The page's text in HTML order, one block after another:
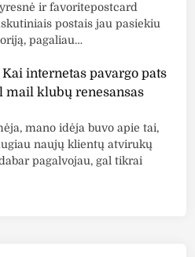
ir favoritepostcard
postais jau pasiekiu
pagaliau…
Kai internetas pavargo pats
mail klubų renesansas
mano idėja buvo apie tai,
naujų klientų atvirukų
pagalvojau, gal tikrai